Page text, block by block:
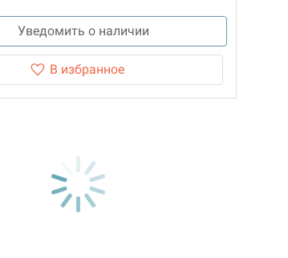
Уведомить о наличии
В избранное